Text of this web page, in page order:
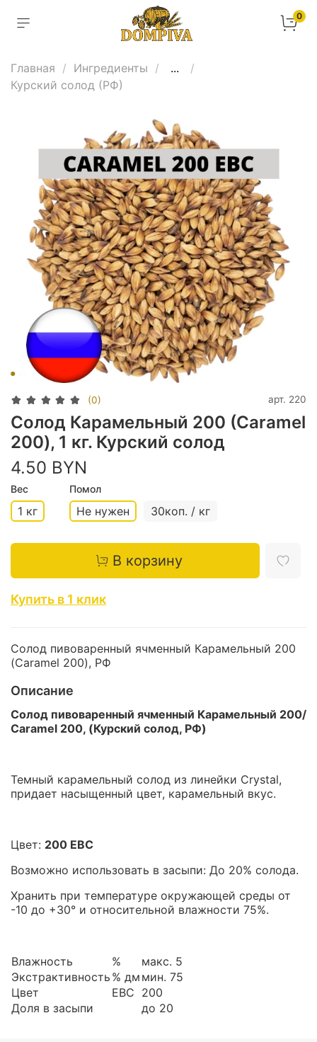
0
Главная Ингредиенты
...
Курский солод (РФ)
(0) арт. 220
Солод Карамельный 200 (Caramel
200), 1 кг. Курский солод
4.50 BYN
Вес
1 кг
Помол
Не нужен 30коп. / кг
В корзину
Купить в 1 клик
Солод пивоваренный ячменный Карамельный 200
(Caramel 200), РФ
Описание
Солод пивоваренный ячменный Карамельный 200/
Caramel 200, (Курский солод, РФ)
Темный карамельный солод из линейки Crystal,
придает насыщенный цвет, карамельный вкус.
Цвет: 200 EBC
Возможно использовать в засыпи: До 20% солода.
Хранить при температуре окружающей среды от
-10 до +30° и относительной влажности 75%.
Влажность %
макс. 5
Экстрактивность % дм мин. 75
Цвет
EBC 200
Доля в засыпи
до 20